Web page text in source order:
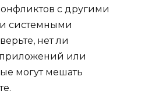
с другими
системными
нет ли
или
могут мешать